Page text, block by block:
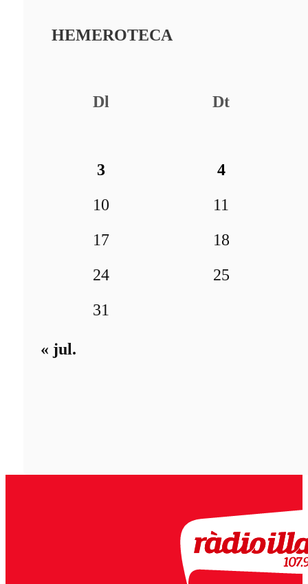
HEMEROTECA
Dl Dt
3
4
10
11
17
18
24
25
31
« jul.